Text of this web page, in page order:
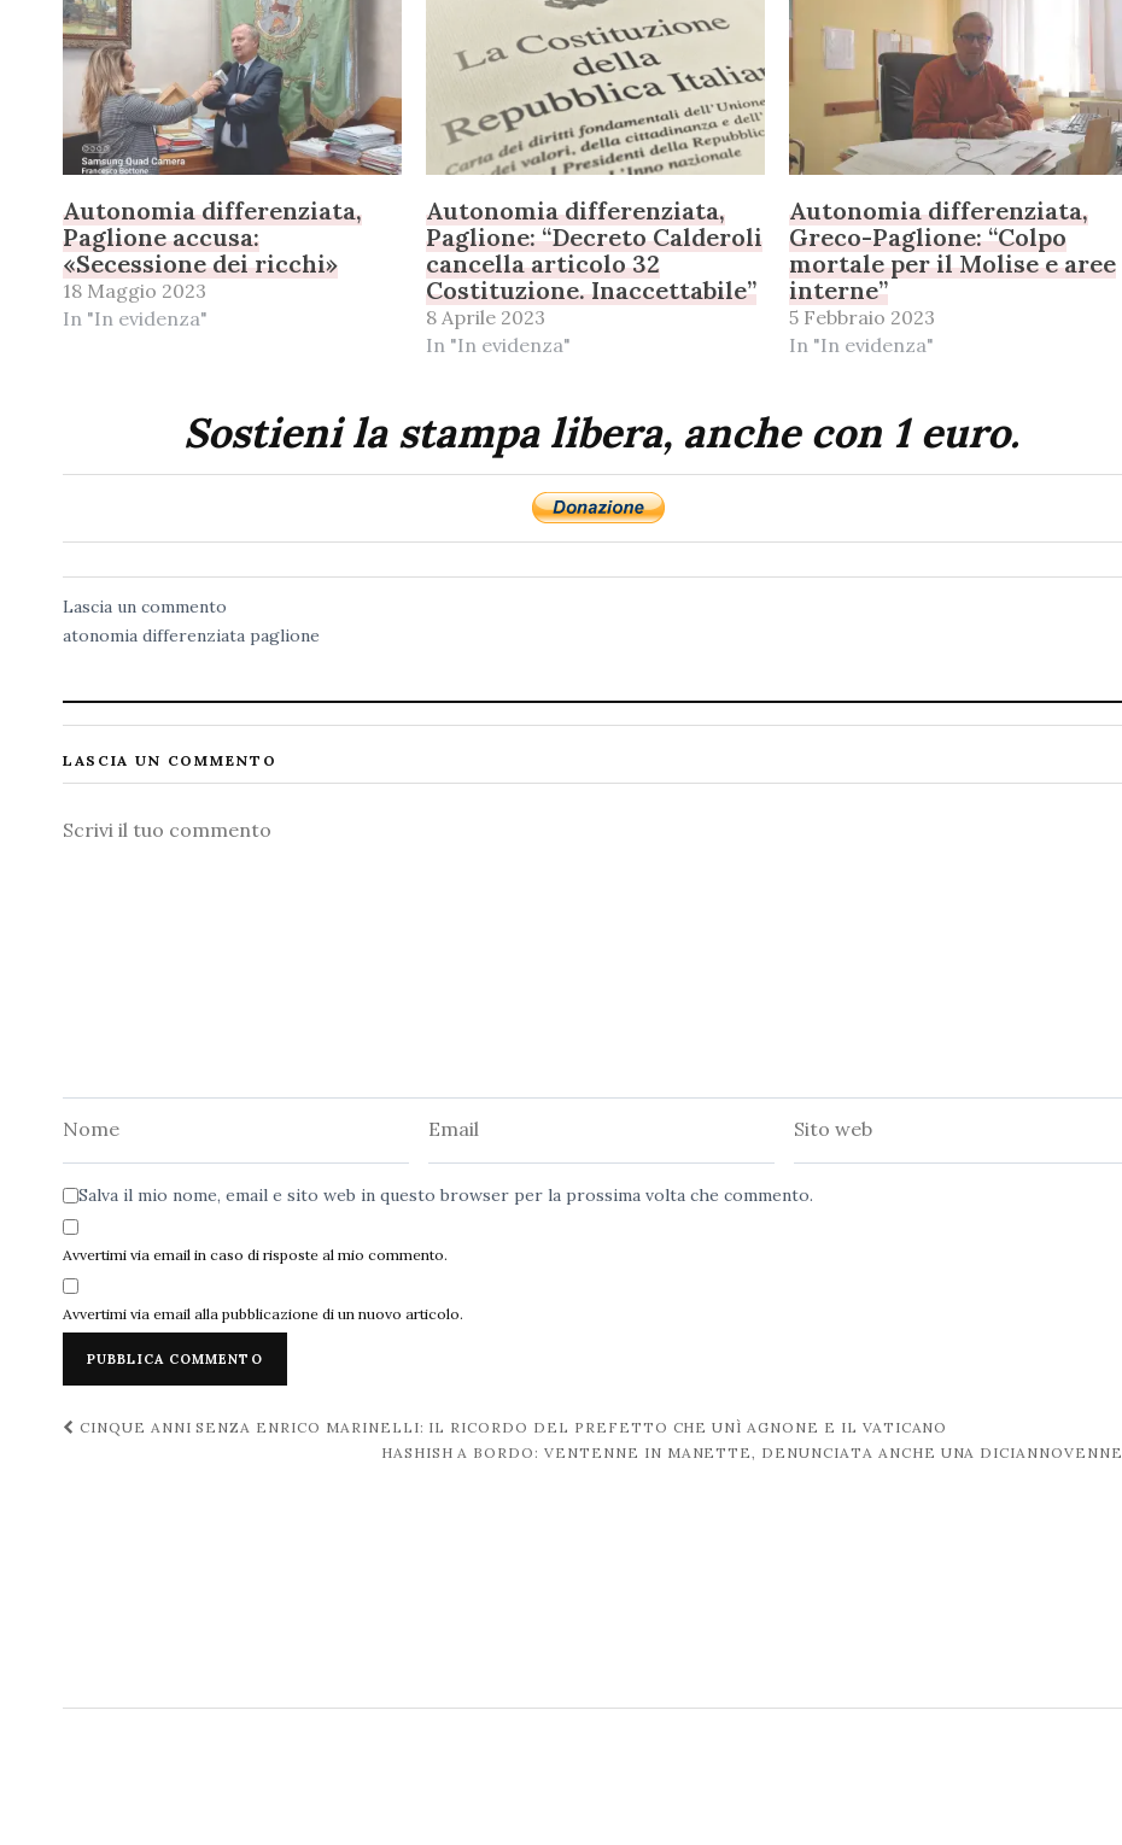
Autonomia differenziata,
Paglione accusa:
«Secessione dei ricchi»
18 Maggio 2023
In "In evidenza"
Autonomia differenziata,
Paglione: “Decreto Calderoli
cancella articolo 32
Costituzione. Inaccettabile”
8 Aprile 2023
In "In evidenza"
Autonomia differenziata,
Greco-Paglione: “Colpo
mortale per il Molise e aree
interne”
5 Febbraio 2023
In "In evidenza"
Sostieni la stampa libera, anche con 1 euro.
Lascia un commento
atonomia differenziata paglione
LASCIA UN COMMENTO
Commento
Salva il mio nome, email e sito web in questo browser per la prossima volta che commento.
Avvertimi via email in caso di risposte al mio commento.
Avvertimi via email alla pubblicazione di un nuovo articolo.
Navigazione
CINQUE ANNI SENZA ENRICO MARINELLI: IL RICORDO DEL PREFETTO CHE UNÌ AGNONE E IL VATICANO
HASHISH A BORDO: VENTENNE IN MANETTE, DENUNCIATA ANCHE UNA DICIANNOVENNE